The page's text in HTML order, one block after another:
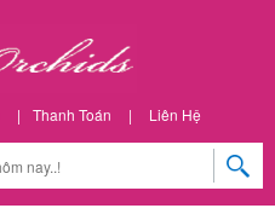
| Thanh Toán | Liên Hệ